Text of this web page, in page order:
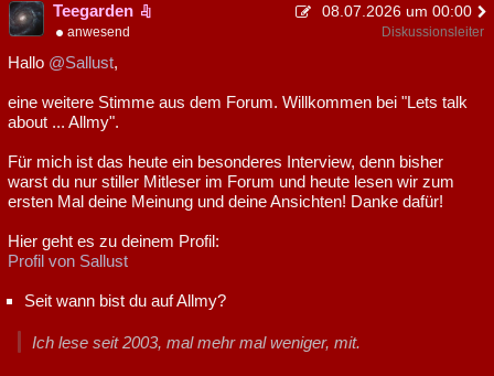
Teegarden 08.07.2026 um 00:00
anwesend Diskussionsleiter
Hallo @Sallust,
eine weitere Stimme aus dem Forum. Willkommen bei "Lets talk
about ... Allmy".
Für mich ist das heute ein besonderes Interview, denn bisher
warst du nur stiller Mitleser im Forum und heute lesen wir zum
ersten Mal deine Meinung und deine Ansichten! Danke dafür!
Hier geht es zu deinem Profil:
Profil von Sallust
Seit wann bist du auf Allmy?
Ich lese seit 2003, mal mehr mal weniger, mit.